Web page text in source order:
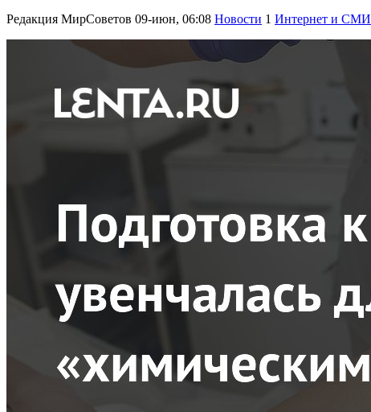
Редакция МирСоветов 09-июн, 06:08 Новости 1 Интернет и СМИ